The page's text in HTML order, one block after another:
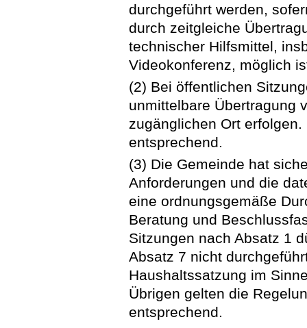
durchgeführt werden,
durch zeitgleiche
technischer Hilfsmittel,
Videokonferenz, möglich
(2) Bei öffentlichen
unmittelbare Übertragung
zugänglichen Ort
entsprechend.
(3) Die Gemeinde hat
Anforderungen und die
eine ordnungsgemäße
Beratung und
Sitzungen nach Absatz 1
Absatz 7 nicht
Haushaltssatzung im
Übrigen gelten die
entsprechend.